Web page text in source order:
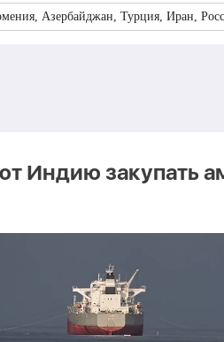
Азербайджан, Турция, Иран,
Индию закупать